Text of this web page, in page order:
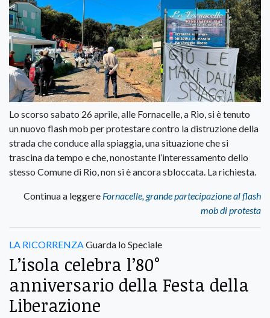
Lo scorso sabato 26 aprile, alle Fornacelle, a Rio, si è tenuto
un nuovo flash mob per protestare contro la distruzione della
strada che conduce alla spiaggia, una situazione che si
trascina da tempo e che, nonostante l’interessamento dello
stesso Comune di Rio, non si è ancora sbloccata. La richiesta.
Continua a leggere Fornacelle, grande partecipazione al flash
mob di protesta
LA RICORRENZAGuarda lo Speciale
L’isola celebra l’80°
anniversario della Festa della
Liberazione